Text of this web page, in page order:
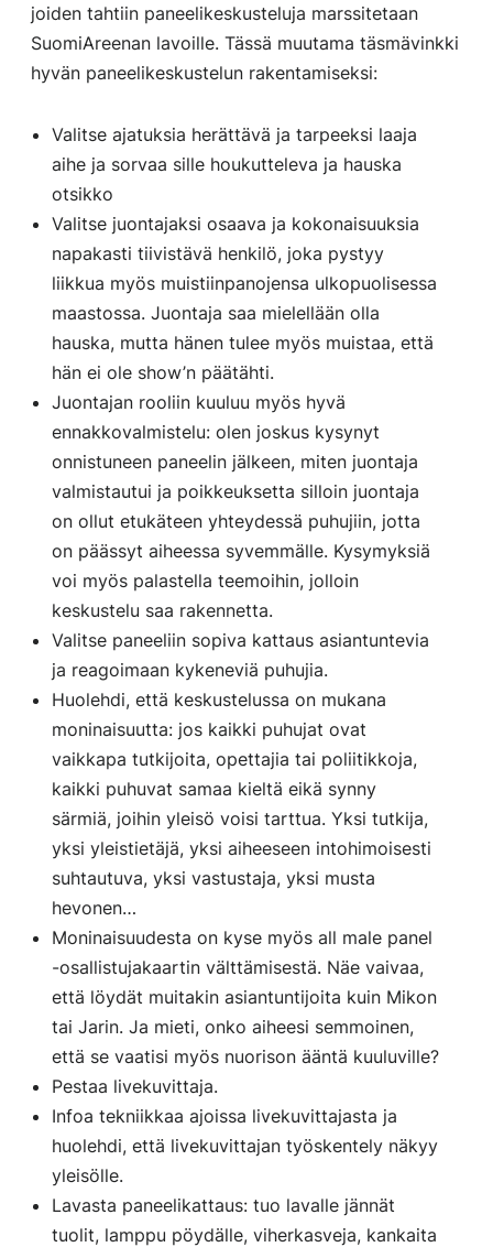
joiden tahtiin paneelikeskusteluja marssitetaan
SuomiAreenan lavoille. Tässä muutama täsmävinkki
hyvän paneelikeskustelun rakentamiseksi:
Valitse ajatuksia herättävä ja tarpeeksi laaja
aihe ja sorvaa sille houkutteleva ja hauska
otsikko
Valitse juontajaksi osaava ja kokonaisuuksia
napakasti tiivistävä henkilö, joka pystyy
liikkua myös muistiinpanojensa ulkopuolisessa
maastossa. Juontaja saa mielellään olla
hauska, mutta hänen tulee myös muistaa, että
hän ei ole show’n päätähti.
Juontajan rooliin kuuluu myös hyvä
ennakkovalmistelu: olen joskus kysynyt
onnistuneen paneelin jälkeen, miten juontaja
valmistautui ja poikkeuksetta silloin juontaja
on ollut etukäteen yhteydessä puhujiin, jotta
on päässyt aiheessa syvemmälle. Kysymyksiä
voi myös palastella teemoihin, jolloin
keskustelu saa rakennetta.
Valitse paneeliin sopiva kattaus asiantuntevia
ja reagoimaan kykeneviä puhujia.
Huolehdi, että keskustelussa on mukana
moninaisuutta: jos kaikki puhujat ovat
vaikkapa tutkijoita, opettajia tai poliitikkoja,
kaikki puhuvat samaa kieltä eikä synny
särmiä, joihin yleisö voisi tarttua. Yksi tutkija,
yksi yleistietäjä, yksi aiheeseen intohimoisesti
suhtautuva, yksi vastustaja, yksi musta
hevonen…
Moninaisuudesta on kyse myös all male panel
-osallistujakaartin välttämisestä. Näe vaivaa,
että löydät muitakin asiantuntijoita kuin Mikon
tai Jarin. Ja mieti, onko aiheesi semmoinen,
että se vaatisi myös nuorison ääntä kuuluville?
Pestaa livekuvittaja.
Infoa tekniikkaa ajoissa livekuvittajasta ja
huolehdi, että livekuvittajan työskentely näkyy
yleisölle.
Lavasta paneelikattaus: tuo lavalle jännät
tuolit, lamppu pöydälle, viherkasveja, kankaita